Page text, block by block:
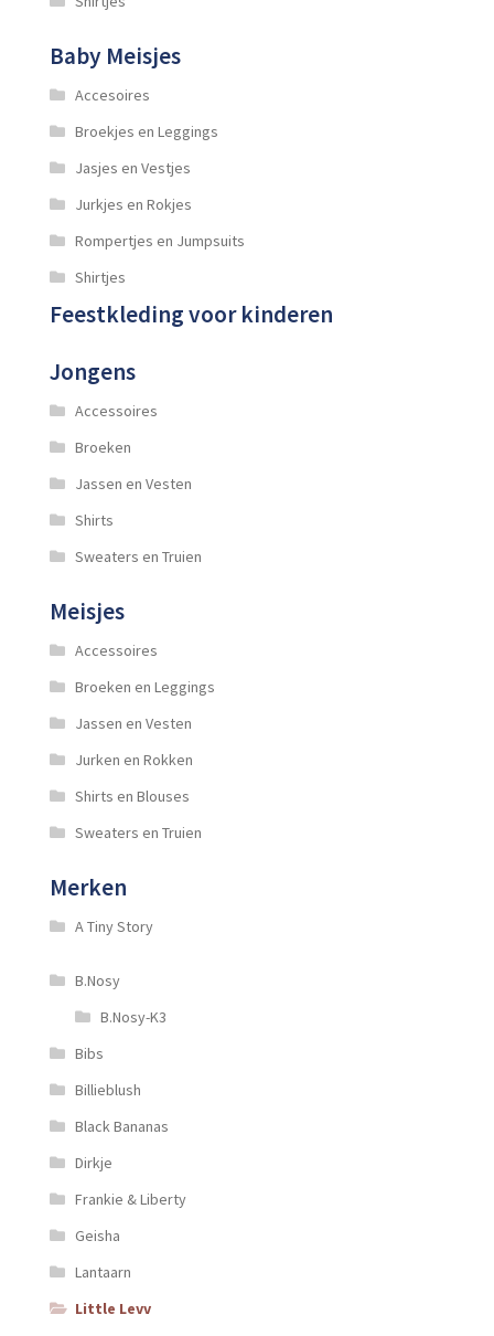
Baby Meisjes
Accesoires
Broekjes en Leggings
Jasjes en Vestjes
Jurkjes en Rokjes
Rompertjes en Jumpsuits
Shirtjes
Feestkleding voor kinderen
Jongens
Accessoires
Broeken
Jassen en Vesten
Shirts
Sweaters en Truien
Meisjes
Accessoires
Broeken en Leggings
Jassen en Vesten
Jurken en Rokken
Shirts en Blouses
Sweaters en Truien
Merken
A Tiny Story
B.Nosy
B.Nosy-K3
Bibs
Billieblush
Black Bananas
Dirkje
Frankie & Liberty
Geisha
Lantaarn
Little Levv